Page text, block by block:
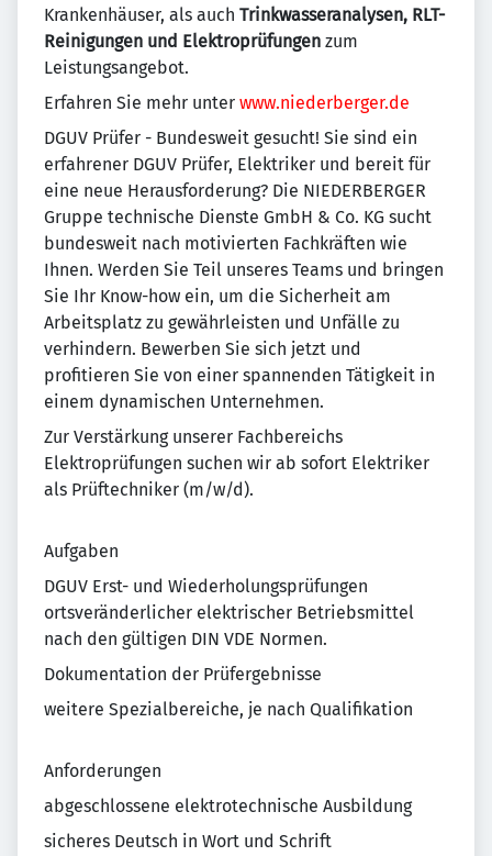
Krankenhäuser, als auch Trinkwasseranalysen, RLT-
Reinigungen und Elektroprüfungen zum
Leistungsangebot.
Erfahren Sie mehr unter www.niederberger.de
DGUV Prüfer - Bundesweit gesucht! Sie sind ein
erfahrener DGUV Prüfer, Elektriker und bereit für
eine neue Herausforderung? Die NIEDERBERGER
Gruppe technische Dienste GmbH & Co. KG sucht
bundesweit nach motivierten Fachkräften wie
Ihnen. Werden Sie Teil unseres Teams und bringen
Sie Ihr Know-how ein, um die Sicherheit am
Arbeitsplatz zu gewährleisten und Unfälle zu
verhindern. Bewerben Sie sich jetzt und
profitieren Sie von einer spannenden Tätigkeit in
einem dynamischen Unternehmen.
Zur Verstärkung unserer Fachbereichs
Elektroprüfungen suchen wir ab sofort Elektriker
als Prüftechniker (m/w/d).
Aufgaben
DGUV Erst- und Wiederholungsprüfungen
ortsveränderlicher elektrischer Betriebsmittel
nach den gültigen DIN VDE Normen.
Dokumentation der Prüfergebnisse
weitere Spezialbereiche, je nach Qualifikation
Anforderungen
abgeschlossene elektrotechnische Ausbildung
sicheres Deutsch in Wort und Schrift